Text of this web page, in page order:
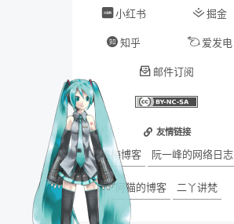
小红书 掘金
知乎 爱发电
邮件订阅
友情链接
墨梅博客 阮一峰的网络日志
阿猫的博客 二丫讲梵